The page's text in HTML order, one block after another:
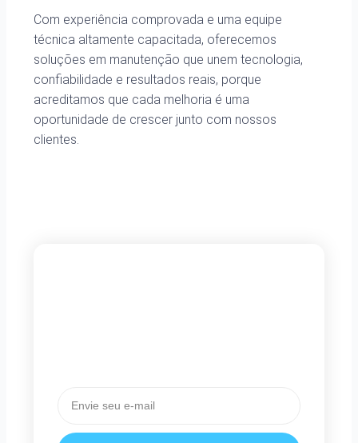
Com experiência comprovada e uma equipe
técnica altamente capacitada, oferecemos
soluções em manutenção que unem tecnologia,
confiabilidade e resultados reais, porque
acreditamos que cada melhoria é uma
oportunidade de crescer junto com nossos
clientes.